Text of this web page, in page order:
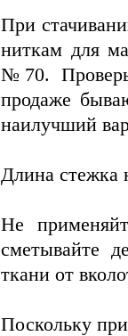
При
ниткам для
№70.
продаже
наилучший
Длина стежка
Не
сметывайте
ткани от
Поскольку